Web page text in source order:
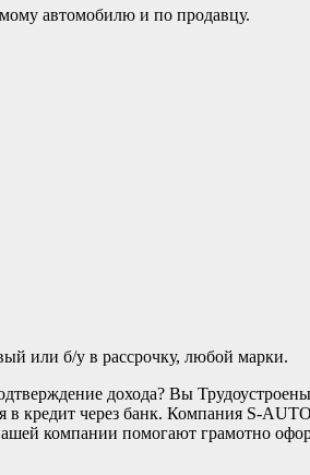
автомобилю и по продавцу.
или б/у в рассрочку, любой марки.
дохода? Вы
кредит через банк. Компания S-
компании помогают грамотно